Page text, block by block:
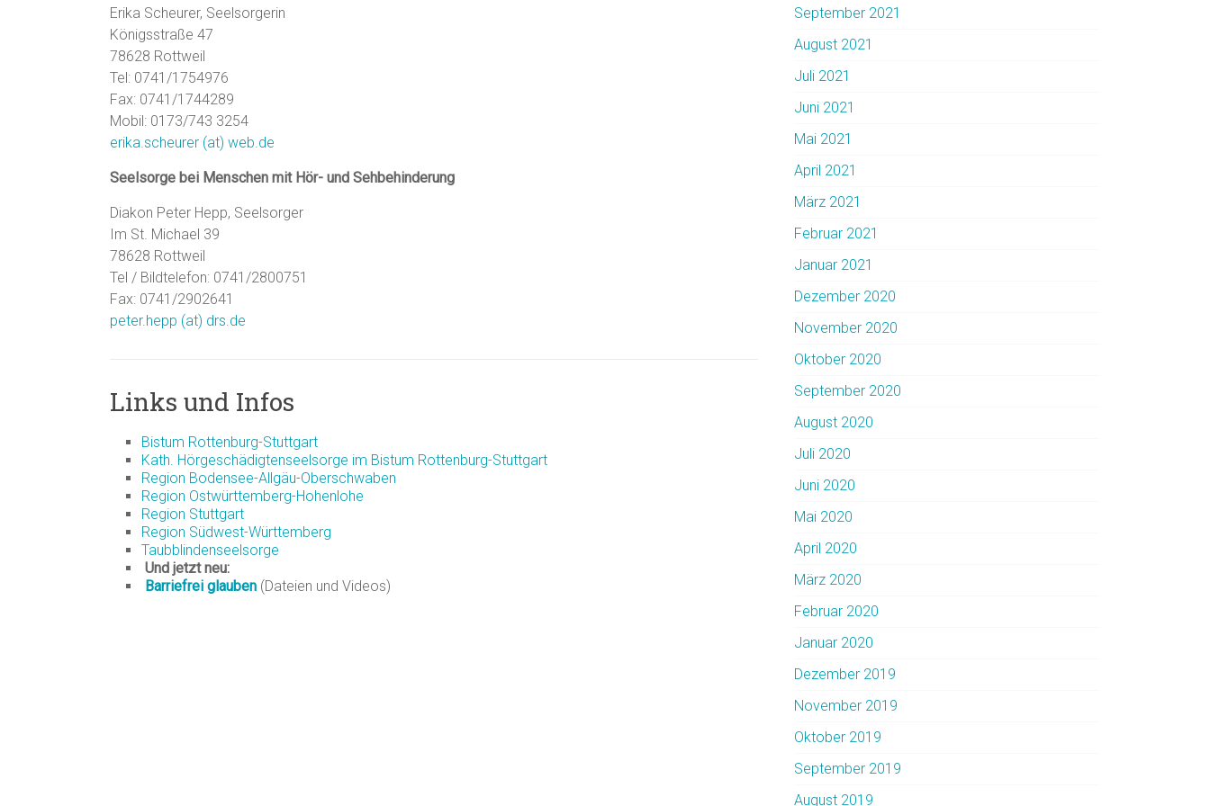
Erika Scheurer, Seelsorgerin
Königsstraße 47
78628 Rottweil
Tel: 0741/1754976
Fax: 0741/1744289
Mobil: 0173/743 3254
erika.scheurer (at) web.de
Seelsorge bei Menschen mit Hör- und Sehbehinderung
Diakon Peter Hepp, Seelsorger
Im St. Michael 39
78628 Rottweil
Tel / Bildtelefon: 0741/2800751
Fax: 0741/2902641
peter.hepp (at) drs.de
Links und Infos
Bistum Rottenburg-Stuttgart
Kath. Hörgeschädigtenseelsorge im Bistum Rottenburg-Stuttgart
Region Bodensee-Allgäu-Oberschwaben
Region Ostwürttemberg-Hohenlohe
Region Stuttgart
Region Südwest-Württemberg
Taubblindenseelsorge
Und jetzt neu:
Barriefrei glauben (Dateien und Videos)
September 2021
August 2021
Juli 2021
Juni 2021
Mai 2021
April 2021
März 2021
Februar 2021
Januar 2021
Dezember 2020
November 2020
Oktober 2020
September 2020
August 2020
Juli 2020
Juni 2020
Mai 2020
April 2020
März 2020
Februar 2020
Januar 2020
Dezember 2019
November 2019
Oktober 2019
September 2019
August 2019